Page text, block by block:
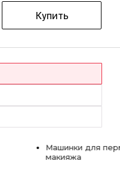
Купить
Машинки для
макияжа